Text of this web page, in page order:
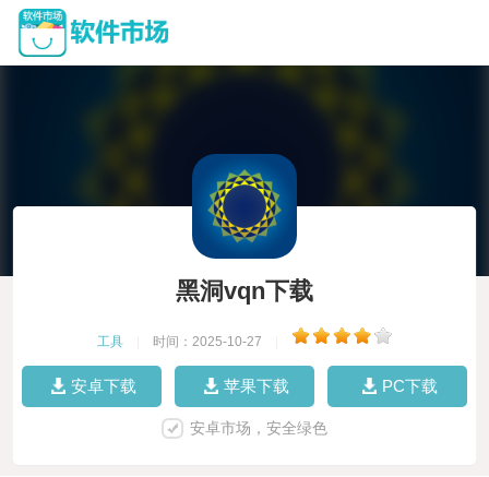
黑洞vqn下载
工具 时间：2025-10-27
安卓下载 苹果下载 PC下载
安卓市场，安全绿色